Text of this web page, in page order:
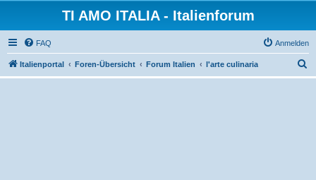
TI AMO ITALIA - Italienforum
FAQ Anmelden
Italienportal Foren-Übersicht Forum Italien l'arte culinaria
u